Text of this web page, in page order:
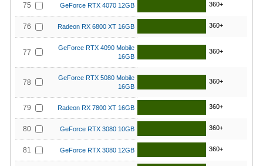
75 GeForce RTX 4070 12GB 360+
76 Radeon RX 6800 XT 16GB 360+
77
GeForce RTX 4090 Mobile
16GB
360+
78
GeForce RTX 5080 Mobile
16GB
360+
79 Radeon RX 7800 XT 16GB 360+
80 GeForce RTX 3080 10GB 360+
81 GeForce RTX 3080 12GB 360+